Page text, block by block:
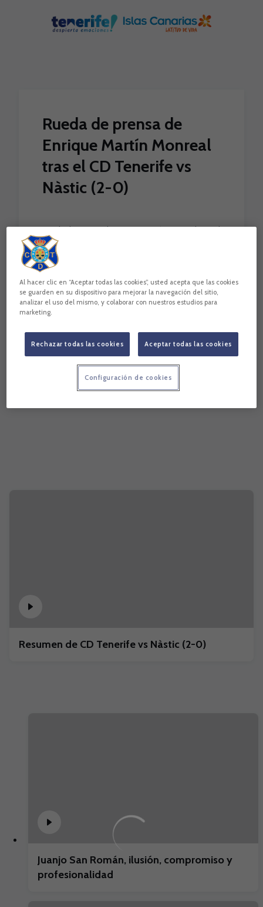
Rueda de prensa de
Enrique Martín Monreal
tras el CD Tenerife vs
Nàstic (2-0)
Rueda de prensa de Enrique Martín Monreal tras el
CD Tenerife vs Nàstic (2-0)
Resumen de CD Tenerife vs Nàstic (2-0)
Juanjo San Román, ilusión, compromiso y
profesionalidad
Al hacer clic en “Aceptar todas las cookies”, usted acepta que las cookies
se guarden en su dispositivo para mejorar la navegación del sitio,
analizar el uso del mismo, y colaborar con nuestros estudios para
marketing.
Rechazar todas las cookies Aceptar todas las cookies
Configuración de cookies